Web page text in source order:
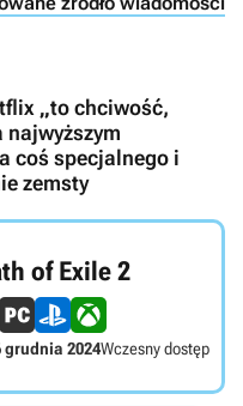
„to chciwość,
najwyższym
coś specjalnego i
zemsty
of Exile 2
grudnia 2024Wczesny dostęp